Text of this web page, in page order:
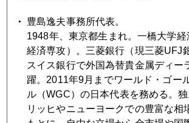
2021年06月22日
五輪期間中、日本国内は禁酒にしたら？
2021年06月21日
「謎の金利安」に市場動揺、株も金も大
豊島逸夫事務所代表。
1948年、東京都生まれ。一橋大学
経済専攻）。三菱銀行（現三菱UFJ
スイス銀行で外国為替貴金属ディー
躍。2011年9月までワールド・ゴー
ル（WGC）の日本代表を務める。
リッヒやニューヨークでの豊富な相